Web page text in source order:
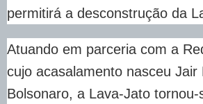
permitirá a desconstrução da
Atuando em parceria com a
cujo acasalamento nasceu Jair
Bolsonaro, a Lava-Jato